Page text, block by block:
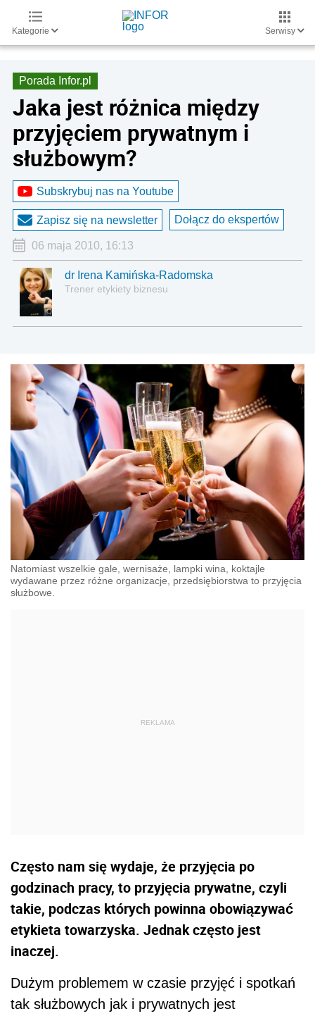
Kategorie Serwisy
Porada Infor.pl
Jaka jest różnica między
przyjęciem prywatnym i
służbowym?
Subskrybuj nas na Youtube
Zapisz się na newsletter Dołącz do ekspertów
06 maja 2010, 16:13
dr Irena Kamińska-Radomska
Trener etykiety biznesu
Natomiast wszelkie gale, wernisaże, lampki wina, koktajle
wydawane przez różne organizacje, przedsiębiorstwa to przyjęcia
służbowe.
Często nam się wydaje, że przyjęcia po
godzinach pracy, to przyjęcia prywatne, czyli
takie, podczas których powinna obowiązywać
etykieta towarzyska. Jednak często jest
inaczej.
Dużym problemem w czasie przyjęć i spotkań
tak służbowych jak i prywatnych jest